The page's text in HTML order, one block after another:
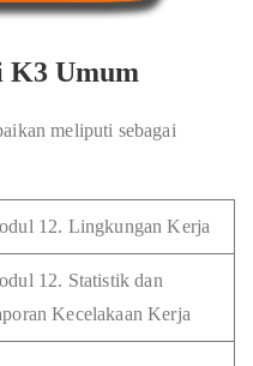
K3 Umum
meliputi sebagai
12. Lingkungan Kerja
12. Statistik dan
Kecelakaan Kerja